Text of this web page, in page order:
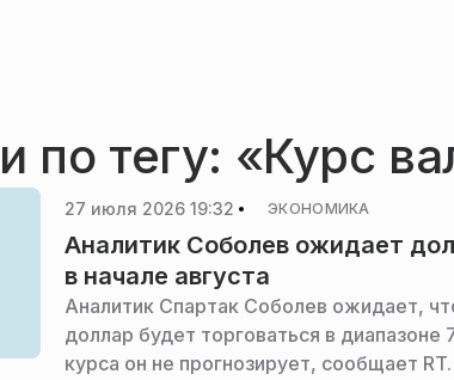
по тегу: «Курс
27 июля 2026 19:32 ЭКОНОМИКА
Аналитик Соболев ожидает
в начале августа
Аналитик Спартак Соболев ожидает,
доллар будет торговаться в
курса он не прогнозирует, сообщает RT.